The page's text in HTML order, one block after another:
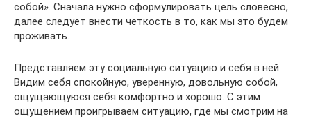
собой». Сначала нужно сформулировать цель словесно,
далее следует внести четкость в то, как мы это будем
проживать.
Представляем эту социальную ситуацию и себя в ней.
Видим себя спокойную, уверенную, довольную собой,
ощущающуюся себя комфортно и хорошо. С этим
ощущением проигрываем ситуацию, где мы смотрим на